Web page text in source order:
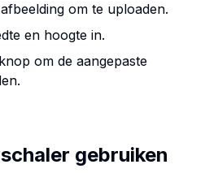
om te uploaden.
en hoogte in.
om de aangepaste
gebruiken